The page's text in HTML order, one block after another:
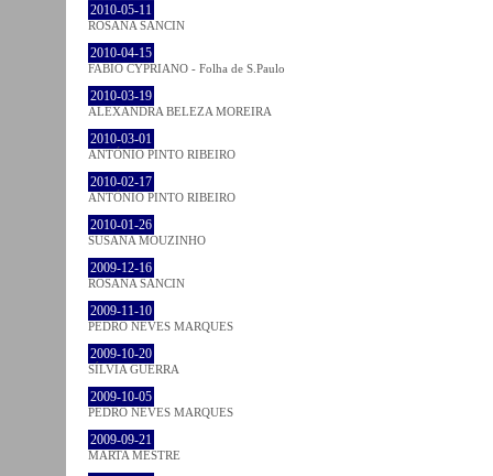
2010-05-11
ROSANA SANCIN
2010-04-15
FABIO CYPRIANO - Folha de S.Paulo
2010-03-19
ALEXANDRA BELEZA MOREIRA
2010-03-01
ANTÓNIO PINTO RIBEIRO
2010-02-17
ANTÓNIO PINTO RIBEIRO
2010-01-26
SUSANA MOUZINHO
2009-12-16
ROSANA SANCIN
2009-11-10
PEDRO NEVES MARQUES
2009-10-20
SÍLVIA GUERRA
2009-10-05
PEDRO NEVES MARQUES
2009-09-21
MARTA MESTRE